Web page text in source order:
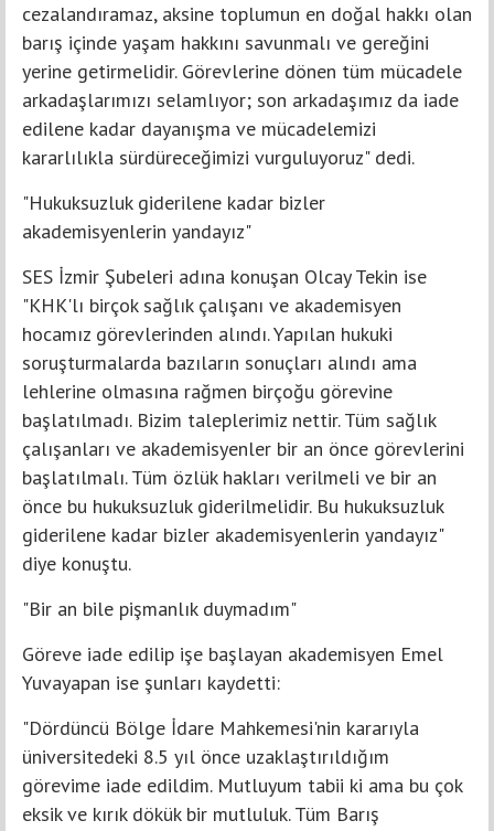
cezalandıramaz, aksine toplumun en doğal hakkı olan
barış içinde yaşam hakkını savunmalı ve gereğini
yerine getirmelidir. Görevlerine dönen tüm mücadele
arkadaşlarımızı selamlıyor; son arkadaşımız da iade
edilene kadar dayanışma ve mücadelemizi
kararlılıkla sürdüreceğimizi vurguluyoruz" dedi.
"Hukuksuzluk giderilene kadar bizler
akademisyenlerin yandayız"
SES İzmir Şubeleri adına konuşan Olcay Tekin ise
"KHK'lı birçok sağlık çalışanı ve akademisyen
hocamız görevlerinden alındı. Yapılan hukuki
soruşturmalarda bazıların sonuçları alındı ama
lehlerine olmasına rağmen birçoğu görevine
başlatılmadı. Bizim taleplerimiz nettir. Tüm sağlık
çalışanları ve akademisyenler bir an önce görevlerini
başlatılmalı. Tüm özlük hakları verilmeli ve bir an
önce bu hukuksuzluk giderilmelidir. Bu hukuksuzluk
giderilene kadar bizler akademisyenlerin yandayız"
diye konuştu.
"Bir an bile pişmanlık duymadım"
Göreve iade edilip işe başlayan akademisyen Emel
Yuvayapan ise şunları kaydetti:
"Dördüncü Bölge İdare Mahkemesi'nin kararıyla
üniversitedeki 8.5 yıl önce uzaklaştırıldığım
görevime iade edildim. Mutluyum tabii ki ama bu çok
eksik ve kırık dökük bir mutluluk. Tüm Barış